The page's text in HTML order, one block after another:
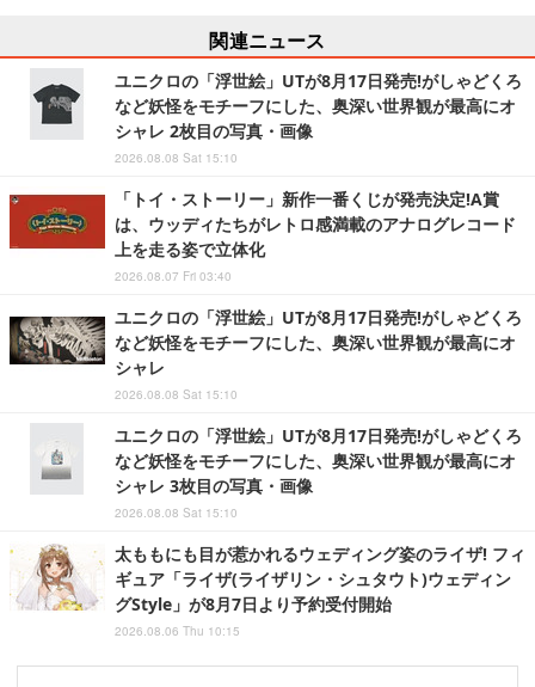
関連ニュース
ユニクロの「浮世絵」UTが8月17日発売!がしゃどくろ
など妖怪をモチーフにした、奥深い世界観が最高にオ
シャレ 2枚目の写真・画像
2026.08.08 Sat 15:10
「トイ・ストーリー」新作一番くじが発売決定!A賞
は、ウッディたちがレトロ感満載のアナログレコード
上を走る姿で立体化
2026.08.07 Fri 03:40
ユニクロの「浮世絵」UTが8月17日発売!がしゃどくろ
など妖怪をモチーフにした、奥深い世界観が最高にオ
シャレ
2026.08.08 Sat 15:10
ユニクロの「浮世絵」UTが8月17日発売!がしゃどくろ
など妖怪をモチーフにした、奥深い世界観が最高にオ
シャレ 3枚目の写真・画像
2026.08.08 Sat 15:10
太ももにも目が惹かれるウェディング姿のライザ! フィ
ギュア「ライザ(ライザリン・シュタウト)ウェディン
グStyle」が8月7日より予約受付開始
2026.08.06 Thu 10:15